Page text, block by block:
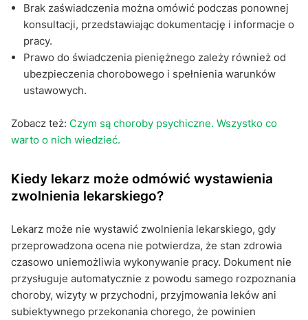
Brak zaświadczenia można omówić podczas ponownej
konsultacji, przedstawiając dokumentację i informacje o
pracy.
Prawo do świadczenia pieniężnego zależy również od
ubezpieczenia chorobowego i spełnienia warunków
ustawowych.
Zobacz też: Czym są choroby psychiczne. Wszystko co
warto o nich wiedzieć.
Kiedy lekarz może odmówić wystawienia
zwolnienia lekarskiego?
Lekarz może nie wystawić zwolnienia lekarskiego, gdy
przeprowadzona ocena nie potwierdza, że stan zdrowia
czasowo uniemożliwia wykonywanie pracy. Dokument nie
przysługuje automatycznie z powodu samego rozpoznania
choroby, wizyty w przychodni, przyjmowania leków ani
subiektywnego przekonania chorego, że powinien